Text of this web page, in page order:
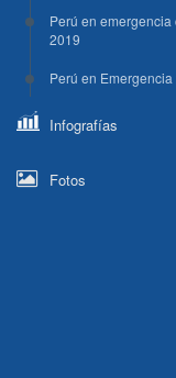
Perú en emergencia
2019
Perú en
Infografías
Fotos